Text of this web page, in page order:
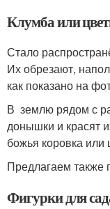
Клумба или
Стало
Их обрезают,
как показано на
В землю рядом с
донышки и красят
божья коровка или
Предлагаем также
Фигурки для